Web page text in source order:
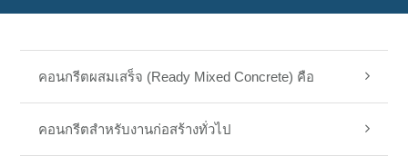
คอนกรีตผสมเสร็จ (Ready Mixed Concrete) คือ
คอนกรีตสำหรับงานก่อสร้างทั่วไป